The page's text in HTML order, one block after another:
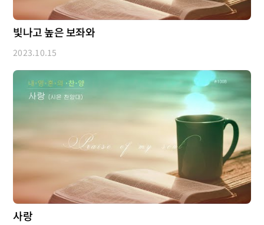
빛나고 높은 보좌와
2023.10.15
사랑